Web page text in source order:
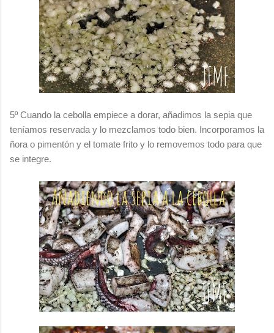
5º Cuando la cebolla empiece a dorar, añadimos la sepia que
teníamos reservada y lo mezclamos todo bien. Incorporamos la
ñora o pimentón y el tomate frito y lo removemos todo para que
se integre.